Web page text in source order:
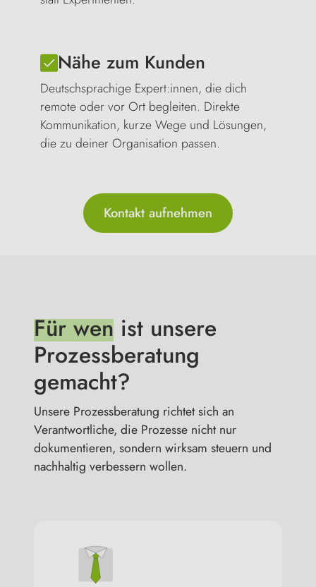
Nähe zum Kunden
Deutschsprachige Expert:innen, die dich
remote oder vor Ort begleiten. Direkte
Kommunikation, kurze Wege und Lösungen,
die zu deiner Organisation passen.
Kontakt aufnehmen
Für wen ist unsere
Prozessberatung
gemacht?
Unsere Prozessberatung richtet sich an
Verantwortliche, die Prozesse nicht nur
dokumentieren, sondern wirksam steuern und
nachhaltig verbessern wollen.